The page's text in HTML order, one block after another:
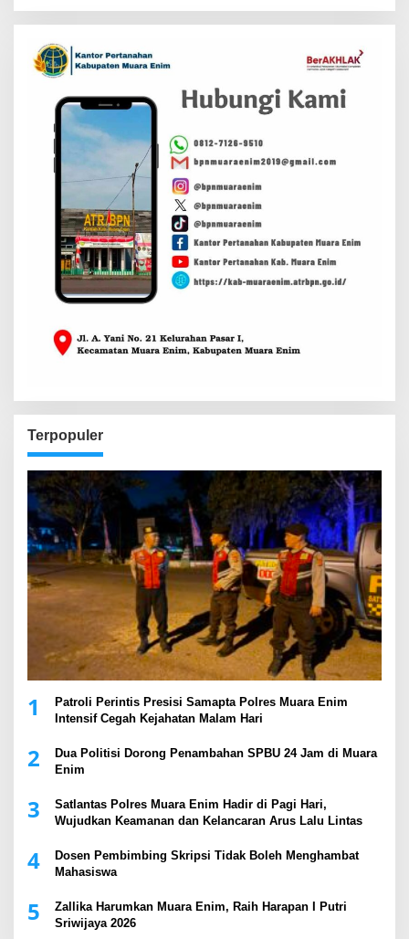
Terpopuler
1
Patroli Perintis Presisi Samapta Polres Muara Enim
Intensif Cegah Kejahatan Malam Hari
2
Dua Politisi Dorong Penambahan SPBU 24 Jam di Muara
Enim
3
Satlantas Polres Muara Enim Hadir di Pagi Hari,
Wujudkan Keamanan dan Kelancaran Arus Lalu Lintas
4
Dosen Pembimbing Skripsi Tidak Boleh Menghambat
Mahasiswa
5
Zallika Harumkan Muara Enim, Raih Harapan I Putri
Sriwijaya 2026